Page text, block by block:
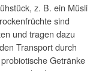
z. B. ein Müsli
sind
und tragen dazu
Transport durch
Getränke